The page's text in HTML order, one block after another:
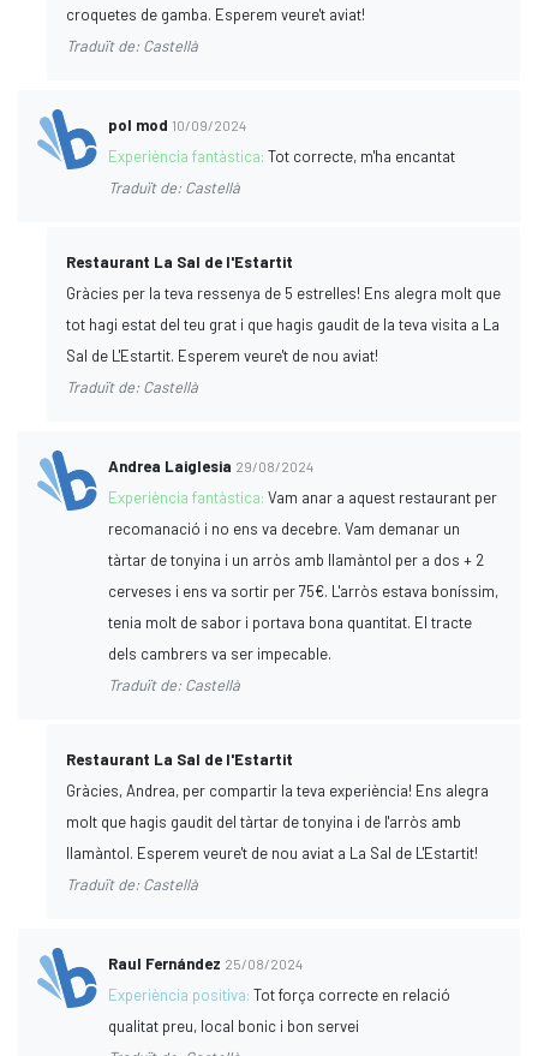
croquetes de gamba. Esperem veure't aviat!
Traduït de: Castellà
pol mod 10/09/2024
Experiència fantàstica:Tot correcte, m'ha encantat
Traduït de: Castellà
Restaurant La Sal de l'Estartit
Gràcies per la teva ressenya de 5 estrelles! Ens alegra molt que
tot hagi estat del teu grat i que hagis gaudit de la teva visita a La
Sal de L'Estartit. Esperem veure't de nou aviat!
Traduït de: Castellà
Andrea Laiglesia 29/08/2024
Experiència fantàstica:Vam anar a aquest restaurant per
recomanació i no ens va decebre. Vam demanar un
tàrtar de tonyina i un arròs amb llamàntol per a dos + 2
cerveses i ens va sortir per 75€. L'arròs estava boníssim,
tenia molt de sabor i portava bona quantitat. El tracte
dels cambrers va ser impecable.
Traduït de: Castellà
Restaurant La Sal de l'Estartit
Gràcies, Andrea, per compartir la teva experiència! Ens alegra
molt que hagis gaudit del tàrtar de tonyina i de l'arròs amb
llamàntol. Esperem veure't de nou aviat a La Sal de L'Estartit!
Traduït de: Castellà
Raul Fernández 25/08/2024
Experiència positiva:Tot força correcte en relació
qualitat preu, local bonic i bon servei